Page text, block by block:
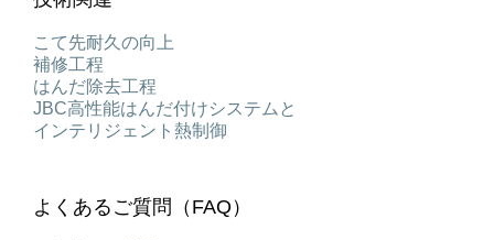
こて先耐久の向上
補修工程
はんだ除去工程
JBC高性能はんだ付けシステムと
インテリジェント熱制御
よくあるご質問（FAQ）